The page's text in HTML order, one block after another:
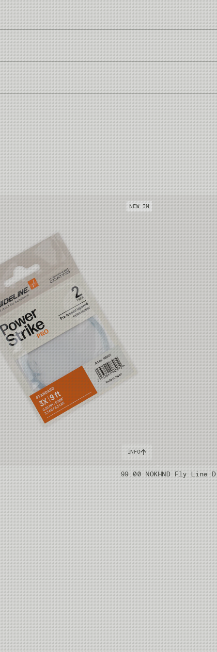
line som gjør at snøret presenterer godt på alle distanser.
av resirkulert papp.
som er kjent for å være et giftig mykningsmiddel i PVC
Head Weight
10g
12g
NEW IN
INFO
99.00 NOKHND Fly Line